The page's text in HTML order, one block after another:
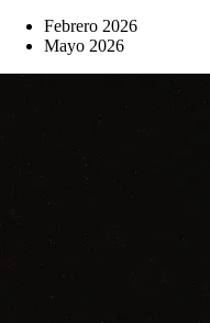
Febrero 2026
Mayo 2026